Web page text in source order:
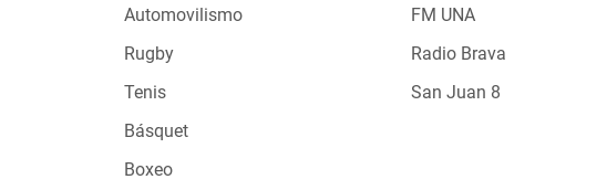
Automovilismo
Rugby
Tenis
Básquet
Boxeo
FM UNA
Radio Brava
San Juan 8